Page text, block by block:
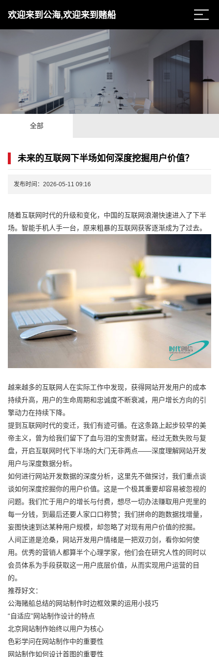
欢迎来到公海,欢迎来到赌船
全部
未来的互联网下半场如何深度挖掘用户价值？
发布时间：2026-05-11 09:16
随着互联网时代的升级和变化，中国的互联网浪潮快速进入了下半
场。智能手机人手一台，原来粗暴的互联网获客逐渐成为了过去。
越来越多的互联网人在实际工作中发现，获得网站开发用户的成本
持续升高，用户的生命周期和忠诚度不断衰减，用户增长方向的引
擎动力在持续下降。
提到互联网时代的变迁，我们有迹可循。在这条路上起步较早的美
帝主义，曾为给我们留下了血与泪的宝贵财富。经过无数失败与复
盘，开启互联网时代下半场的大门无非两点——深度理解网站开发
用户与深度数据分析。
如何进行网站开发数据的深度分析，这里先不做探讨，我们重点谈
谈如何深度挖掘你的用户价值。这是一个极其重要却容易被忽视的
问题。我们忙于用户的增长与付费，想尽一切办法赚取用户兜里的
每一分钱，到最后还要人家口口称赞；我们拼命的跑数据找增量，
妄图快速到达某种用户规模，却忽略了对现有用户价值的挖掘。
人间正道是沧桑，网站开发用户情绪是一把双刃剑，看你如何使
用。优秀的营销人都算半个心理学家，他们会在研究人性的同时以
会员体系为手段获取这一用户底层价值，从而实现用户运营的目
的。
推荐好文：
公海赌船总结的网站制作时边框效果的运用小技巧
“自适应”网站制作设计的特点
北京网站制作始终以用户为核心
色彩学问在网站制作中的重要性
网站制作如何设计首图的重要性